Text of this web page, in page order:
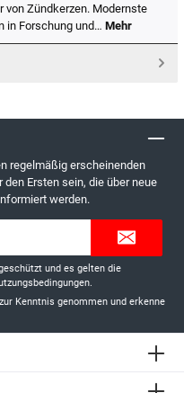
von Zündkerzen. Modernste
in Forschung und… Mehr
regelmäßig erscheinenden
Ersten sein, die über neue
werden.
und es gelten die
.
zur Kenntnis genommen und erkenne